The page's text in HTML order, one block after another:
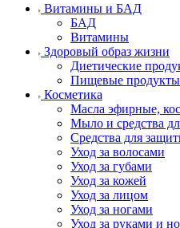
Витамины и БАД
БАД
Витамины
Здоровый образ жизни
Диетические
Пищевые продукты
Косметика
Масла эфирные,
Мыло и средства
Средства для
Уход за волосами
Уход за губами
Уход за кожей
Уход за лицом
Уход за ногами
Уход за руками и